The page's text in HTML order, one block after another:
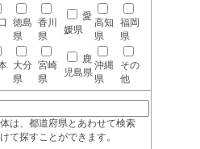
徳島
県
香川
県
愛
媛県
高知
県
福岡
県
大分
県
宮崎
県
鹿
児島県
沖縄
県
その
他
は、都道府県とあわせて検索
て探すことができます。